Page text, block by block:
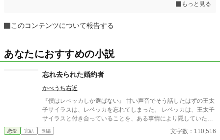
もっと見る
このコンテンツについて報告する
あなたにおすすめの小説
忘れ去られた婚約者
かべうち右近
『僕はレベッカしか選ばない』 甘い声音でそう話したはずの王太
子サイラスは、レベッカを忘れてしまった。 レベッカは、王太子
サイラスと付き合っていることを、ある事情により隠していた。
舞踏会で関係を公表し、婚約者に指名される予定だったのに、舞
踊会の夜にサイラスは薬を盛られて倒れ、記憶喪失になってしま
恋愛 完結 長編 文字数：110,516